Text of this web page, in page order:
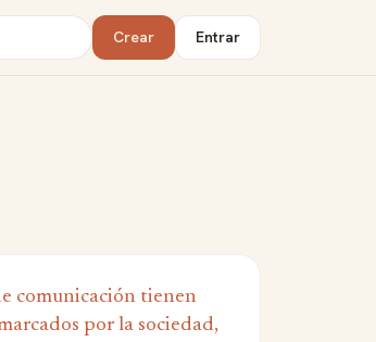
Crear Entrar
comunicación tienen
por la sociedad,